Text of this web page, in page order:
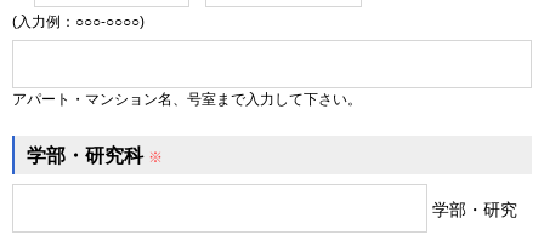
(入力例：○○○-○○○○)
アパート・マンション名、号室まで入力して下さい。
学部・研究科 ※
学部・研究